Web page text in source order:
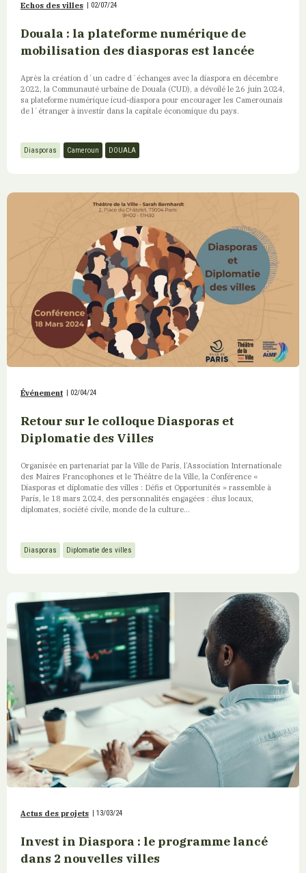
Echos des villes | 02/07/24
Douala : la plateforme numérique de
mobilisation des diasporas est lancée
Après la création d´un cadre d´échanges avec la diaspora en décembre
2022, la Communauté urbaine de Douala (CUD), a dévoilé le 26 juin 2024,
sa plateforme numérique icud-diaspora pour encourager les Camerounais
de l´étranger à investir dans la capitale économique du pays.
Diasporas Cameroun DOUALA
Événement | 02/04/24
Retour sur le colloque Diasporas et
Diplomatie des Villes
Organisée en partenariat par la Ville de Paris, l’Association Internationale
des Maires Francophones et le Théâtre de la Ville, la Conférence «
Diasporas et diplomatie des villes : Défis et Opportunités » rassemble à
Paris, le 18 mars 2024, des personnalités engagées : élus locaux,
diplomates, société civile, monde de la culture…
Diasporas Diplomatie des villes
Actus des projets 13/03/24
Invest in Diaspora : le programme lancé
dans 2 nouvelles villes